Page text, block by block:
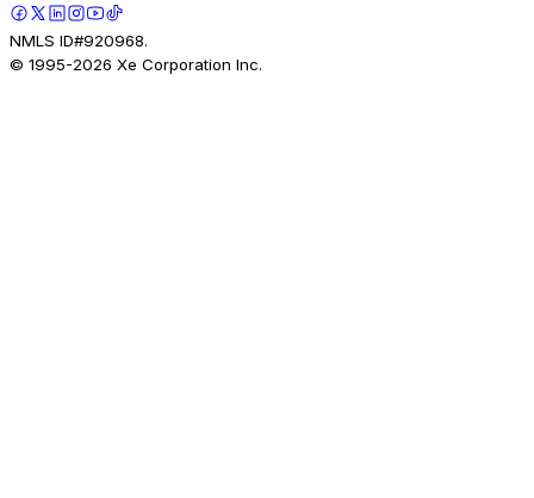
NMLS ID#920968.
© 1995-2026 Xe Corporation Inc.